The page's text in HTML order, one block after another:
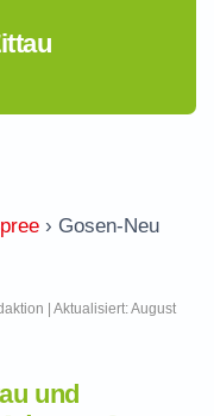
› Gosen-Neu
| Aktualisiert: August
und